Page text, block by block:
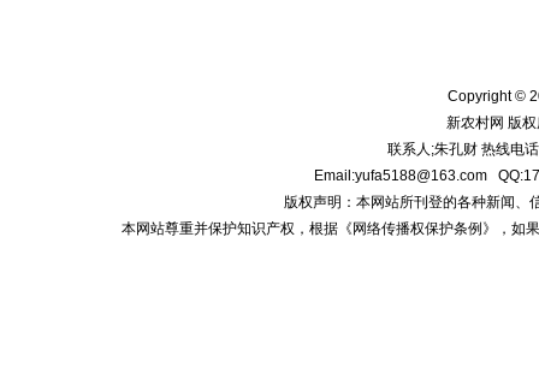
Copyright ©
新农村网 版
联系人;朱孔财 热线电
Email:yufa5188@163.com
版权声明：本网站所刊登的各种新闻、
本网站尊重并保护知识产权，根据《网络传播权保护条例》，如